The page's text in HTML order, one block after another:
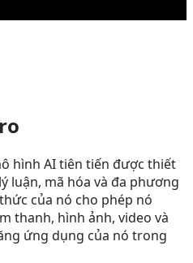
hình AI tiên tiến được thiết
luận, mã hóa và đa phương
của nó cho phép nó
thanh, hình ảnh, video và
ứng dụng của nó trong